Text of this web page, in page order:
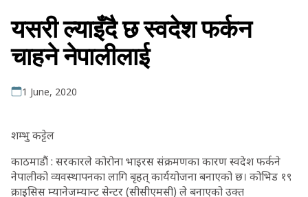
यसरी ल्याइँदै छ स्वदेश फर्कन
चाहने नेपालीलाई
1 June, 2020
शम्भु कट्टेल
काठमाडौं : सरकारले कोरोना भाइरस संक्रमणका कारण स्वदेश फर्कने
नेपालीको व्यवस्थापनका लागि बृहत् कार्ययोजना बनाएको छ। कोभिड १९
क्राइसिस म्यानेजम्यान्ट सेन्टर (सीसीएमसी) ले बनाएको उक्त